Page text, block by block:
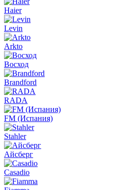
Haier
Levin
Arkto
Восход
Brandford
RADA
FM (Испания)
Stahler
Айсберг
Casadio